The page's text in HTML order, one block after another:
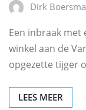
Dirk Boersma
Een inbraak met
winkel aan de
opgezette tijger
LEES MEER